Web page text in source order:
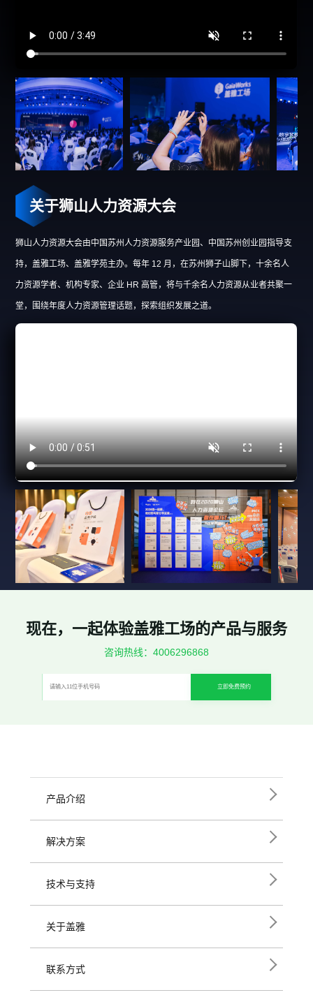
关于狮山人力资源大会
狮山人力资源大会由中国苏州人力资源服务产业园、中国苏州创业园指导支
持，盖雅工场、盖雅学苑主办。每年 12 月，在苏州狮子山脚下，十余名人
力资源学者、机构专家、企业 HR 高管，将与千余名人力资源从业者共聚一
堂，围绕年度人力资源管理话题，探索组织发展之道。
现在，一起体验盖雅工场的产品与服务
咨询热线：4006296868
立即免费预约
产品介绍
解决方案
技术与支持
关于盖雅
联系方式